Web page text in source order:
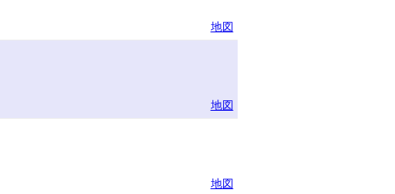
地図
地図
地図